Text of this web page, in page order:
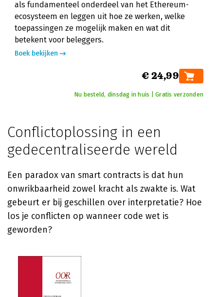
als fundamenteel onderdeel van het Ethereum-
ecosysteem en leggen uit hoe ze werken, welke
toepassingen ze mogelijk maken en wat dit
betekent voor beleggers.
Boek bekijken
€ 24,99
Nu besteld, dinsdag in huis | Gratis verzonden
Conflictoplossing in een
gedecentraliseerde wereld
Een paradox van smart contracts is dat hun
onwrikbaarheid zowel kracht als zwakte is. Wat
gebeurt er bij geschillen over interpretatie? Hoe
los je conflicten op wanneer code wet is
geworden?